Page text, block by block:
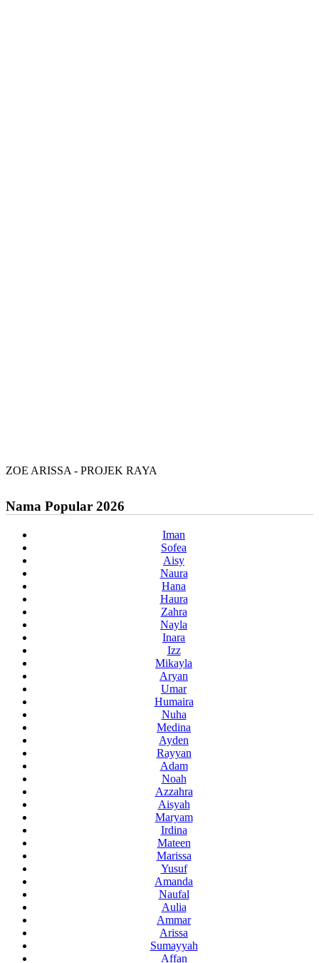
ZOE ARISSA - PROJEK RAYA
Nama Popular 2026
Iman
Sofea
Aisy
Naura
Hana
Haura
Zahra
Nayla
Inara
Izz
Mikayla
Aryan
Umar
Humaira
Nuha
Medina
Ayden
Rayyan
Adam
Noah
Azzahra
Aisyah
Maryam
Irdina
Mateen
Marissa
Yusuf
Amanda
Naufal
Aulia
Ammar
Arissa
Sumayyah
Affan